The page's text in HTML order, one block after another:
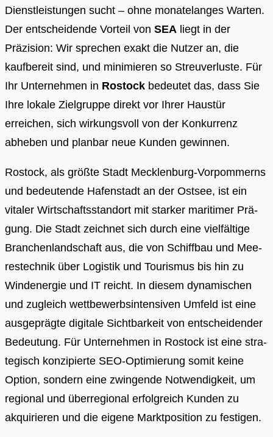
Dienstleistungen sucht – ohne monatelanges Warten.
Der entscheidende Vorteil von SEA liegt in der
Präzision: Wir sprechen exakt die Nutzer an, die
kaufbereit sind, und minimieren so Streuverluste. Für
Ihr Unternehmen in Rostock bedeutet das, dass Sie
Ihre lokale Zielgruppe direkt vor Ihrer Haustür
erreichen, sich wirkungsvoll von der Konkurrenz
abheben und planbar neue Kunden gewinnen.
Ros­tock, als größ­te Stadt Meck­len­burg-Vor­pom­merns
und bedeu­ten­de Hafen­stadt an der Ost­see, ist ein
vita­ler Wirt­schafts­stand­ort mit star­ker mari­ti­mer Prä­
gung. Die Stadt zeich­net sich durch eine viel­fäl­ti­ge
Bran­chen­land­schaft aus, die von Schiff­bau und Mee­
res­tech­nik über Logis­tik und Tou­ris­mus bis hin zu
Wind­ener­gie und IT reicht. In die­sem dyna­mi­schen
und zugleich wett­be­werbs­in­ten­si­ven Umfeld ist eine
aus­ge­präg­te digi­ta­le Sicht­bar­keit von ent­schei­den­der
Bedeu­tung. Für Unter­neh­men in Ros­tock ist eine stra­
te­gisch kon­zi­pier­te SEO-Opti­mie­rung somit kei­ne
Opti­on, son­dern eine zwin­gen­de Not­wen­dig­keit, um
regio­nal und über­re­gio­nal erfolg­reich Kun­den zu
akqui­rie­ren und die eige­ne Markt­po­si­ti­on zu fes­ti­gen.